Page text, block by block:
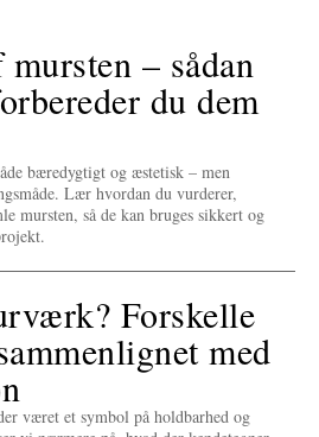
– sådan
du dem
bæredygtigt og æstetisk – men
Lær hvordan du vurderer,
mursten, så de kan bruges sikkert og
Forskelle
med
været et symbol på holdbarhed og